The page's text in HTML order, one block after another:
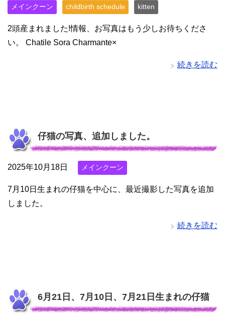
メインクーン childbirth schedule kitten
2頭産まれました!情報、お写真はもう少しお待ちくださ
い。 Chatile Sora Charmante×
続きを読む
仔猫の写真、追加しました。
2025年10月18日 メインクーン
7月10日生まれの仔猫を中心に、最近撮影した写真を追加
しました。
続きを読む
6月21日、7月10日、7月21日生まれの仔猫